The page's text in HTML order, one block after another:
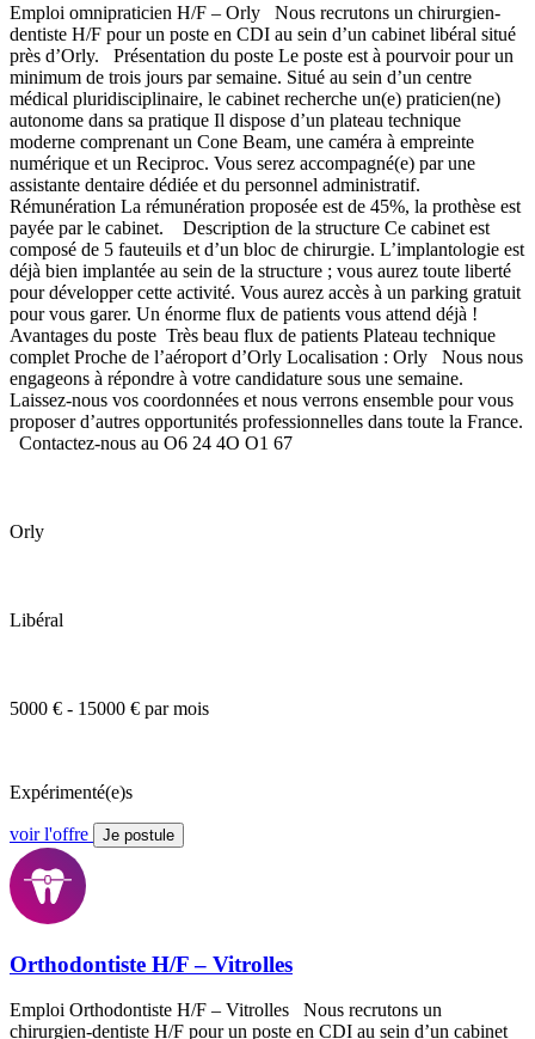
Emploi omnipraticien H/F – Orly Nous recrutons un chirurgien-
dentiste H/F pour un poste en CDI au sein d’un cabinet libéral situé
près d’Orly. Présentation du poste Le poste est à pourvoir pour un
minimum de trois jours par semaine. Situé au sein d’un centre
médical pluridisciplinaire, le cabinet recherche un(e) praticien(ne)
autonome dans sa pratique Il dispose d’un plateau technique
moderne comprenant un Cone Beam, une caméra à empreinte
numérique et un Reciproc. Vous serez accompagné(e) par une
assistante dentaire dédiée et du personnel administratif.
Rémunération La rémunération proposée est de 45%, la prothèse est
payée par le cabinet. Description de la structure Ce cabinet est
composé de 5 fauteuils et d’un bloc de chirurgie. L’implantologie est
déjà bien implantée au sein de la structure ; vous aurez toute liberté
pour développer cette activité. Vous aurez accès à un parking gratuit
pour vous garer. Un énorme flux de patients vous attend déjà !
Avantages du poste Très beau flux de patients Plateau technique
complet Proche de l’aéroport d’Orly Localisation : Orly Nous nous
engageons à répondre à votre candidature sous une semaine.
Laissez-nous vos coordonnées et nous verrons ensemble pour vous
proposer d’autres opportunités professionnelles dans toute la France.
Contactez-nous au O6 24 4O O1 67
Orly
Libéral
5000 € - 15000 € par mois
Expérimenté(e)s
voir l'offre Je postule
Orthodontiste H/F – Vitrolles
Emploi Orthodontiste H/F – Vitrolles Nous recrutons un
chirurgien-dentiste H/F pour un poste en CDI au sein d’un cabinet